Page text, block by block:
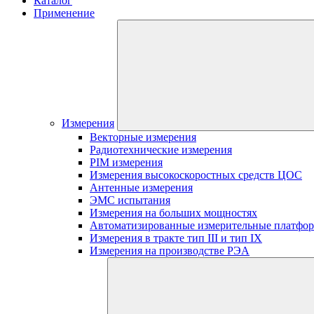
Применение
Измерения
Векторные измерения
Радиотехнические измерения
PIM измерения
Измерения высокоскоростных средств ЦОС
Антенные измерения
ЭМС испытания
Измерения на больших мощностях
Автоматизированные измерительные
Измерения в тракте тип III и тип IX
Измерения на производстве РЭА